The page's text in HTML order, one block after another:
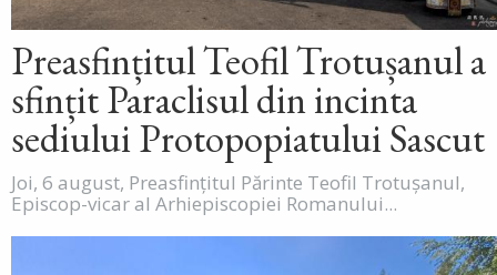
Preasfințitul Teofil Trotușanul a
sfințit Paraclisul din incinta
sediului Protopopiatului Sascut
Joi, 6 august, Preasfințitul Părinte Teofil Trotușanul,
Episcop-vicar al Arhiepiscopiei Romanului...